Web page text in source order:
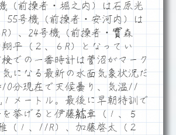
（前操者・堀之内）は石原光
55号機（前操者・安河内）は
）、24号機（前操者・實森
平（２、６R）となってい
での一番時計は菅沼がマーク
気になる最新の水面気象状況だ
分現在で天候曇り、気温11
メートル。最後に早朝特訓で
挙げると伊藤紘章（１、５
（１、11R）、加藤啓太（２